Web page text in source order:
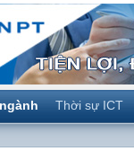
Thời sự ICT